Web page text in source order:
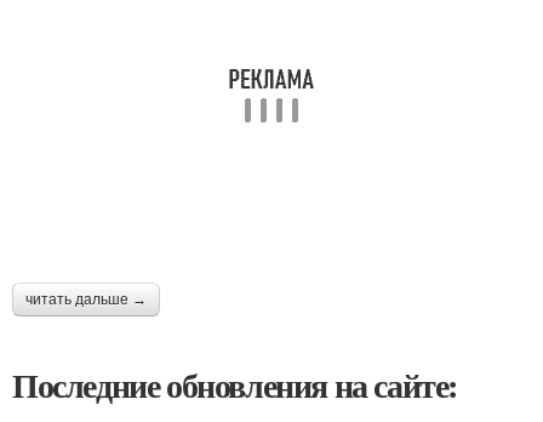
читать дальше →
Последние обновления на сайте: